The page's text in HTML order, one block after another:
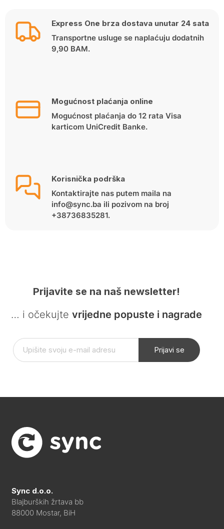
Express One brza dostava unutar 24 sata
Transportne usluge se naplaćuju dodatnih
9,90 BAM.
Mogućnost plaćanja online
Mogućnost plaćanja do 12 rata Visa
karticom UniCredit Banke.
Korisnička podrška
Kontaktirajte nas putem maila na
info@sync.ba ili pozivom na broj
+38736835281.
Prijavite se na naš newsletter!
… i očekujte vrijedne popuste i nagrade
Prijavi se
Sync d.o.o.
Blajburških žrtava bb
88000 Mostar, BiH